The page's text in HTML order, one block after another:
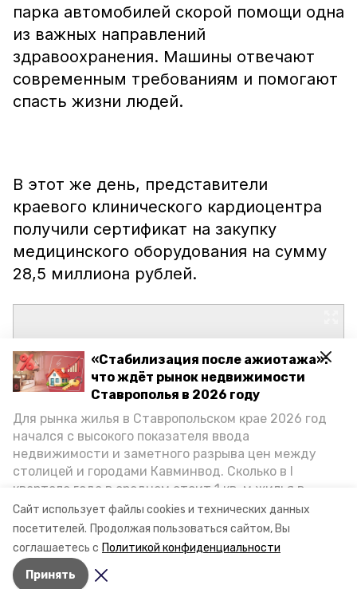
Сайт использует файлы cookies и технических данных
посетителей. Продолжая пользоваться сайтом, Вы
соглашаетесь с Политикой конфиденциальности
Принять
«Стабилизация после ажиотажа»:
что ждёт рынок недвижимости
Ставрополья в 2026 году
Для рынка жилья в Ставропольском крае 2026 год
начался с высокого показателя ввода
недвижимости и заметного разрыва цен между
столицей и городами Кавминвод. Сколько в I
квартале года в среднем стоит 1 кв. м жилья в
городах и округах региона, как изменился спрос на
первичку и вторичку, какова себестоимость
стройки собственного жилья в этом году и какие
прогнозы о стоимости квадратных метров дают
эксперты, выясняла корреспондент «Победы26».
парка автомобилей скорой помощи одна
из важных направлений
здравоохранения. Машины отвечают
современным требованиям и помогают
спасть жизни людей.
В этот же день, представители
краевого клинического кардиоцентра
получили сертификат на закупку
медицинского оборудования на сумму
28,5 миллиона рублей.
Авторы: Ольга Самсонова